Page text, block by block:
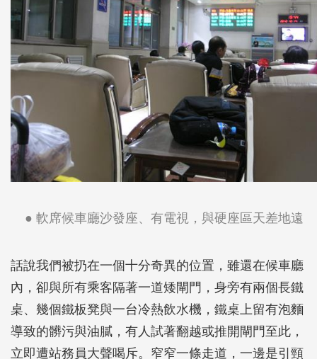
● 軟席候車廳沙發座、有電視，與硬座區天差地遠
話說我們被扔在一個十分奇異的位置，雖還在候車廳
內，卻與所有乘客隔著一道矮閘門，身旁有兩個長鐵
桌、幾個鐵板凳與一台冷熱飲水機，鐵桌上留有泡麵
導致的髒污與油膩，有人試著翻越或推開閘門至此，
立即遭站務員大聲喝斥。窄窄一條走道，一邊是引頸